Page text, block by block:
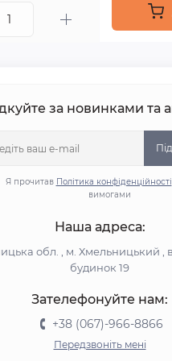
за новинками та
Я прочитав Політика конфіденційності
вимогами
Наша адреса:
обл. , м. Хмельницький ,
будинок 19
Зателефонуйте нам:
+38 (067)-966-8866
Передзвоніть мені